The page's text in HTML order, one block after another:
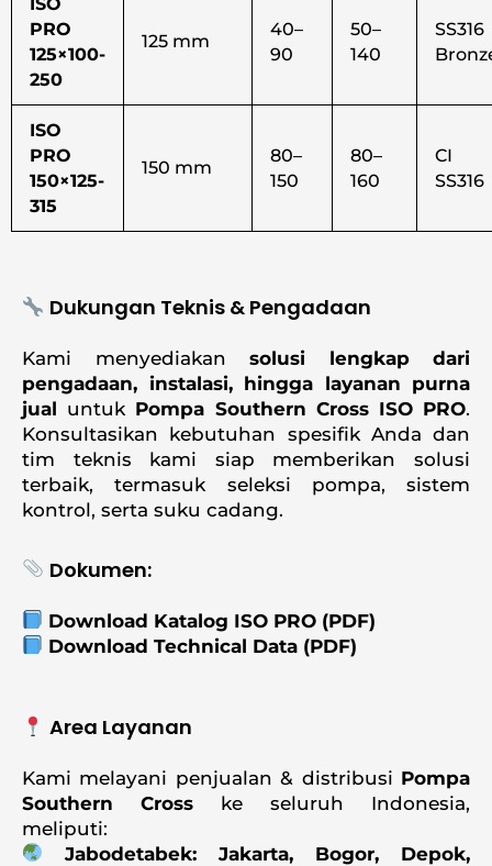
ISO
PRO
125×100-
250
125 mm
40–
90
50–
140
ISO
PRO
150×125-
315
150 mm
80–
150
80–
160
CI
SS316
Dukungan Teknis & Pengadaan
Kami menyediakan solusi lengkap dari
pengadaan, instalasi, hingga layanan purna
jual untuk Pompa Southern Cross ISO PRO.
Konsultasikan kebutuhan spesifik Anda dan
tim teknis kami siap memberikan solusi
terbaik, termasuk seleksi pompa, sistem
kontrol, serta suku cadang.
Dokumen:
Download Katalog ISO PRO (PDF)
Download Technical Data (PDF)
Area Layanan
Kami melayani penjualan & distribusi Pompa
Southern Cross ke seluruh Indonesia,
meliputi:
Jabodetabek: Jakarta, Bogor, Depok,